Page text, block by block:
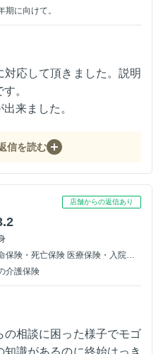
期に向けて。
応して頂きました。説明
。
来ました。
信を読む
店舗からの返信あり
生命保険・死亡保険 医療保険・入院保険 がん保険 介護保険 個人年金保険
介護保険
の相談に困った様子でモゴ
識があるのに終始はっき